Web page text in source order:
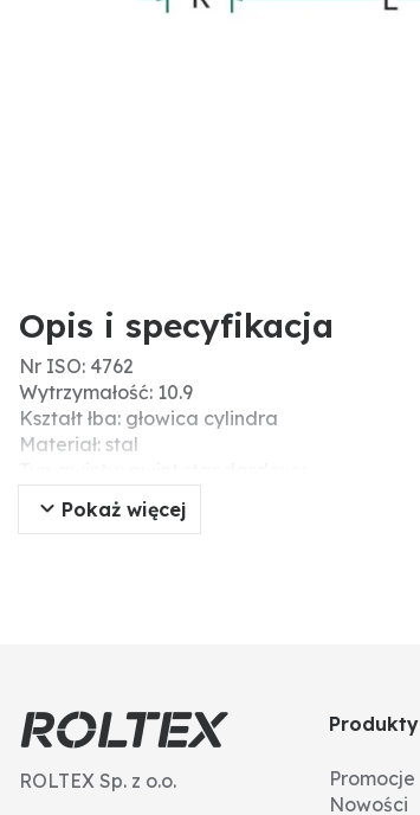
Opis i specyfikacja
Nr ISO: 4762
Wytrzymałość: 10.9
Kształt łba: głowica cylindra
Materiał: stal
Wytrzymałość na zerwanie (N/mm²): 1000
Typ: śruby z łbem walcowym
Skok gwintu: 2
Pokaż więcej
ROLTEX Sp. z o.o.
Produkty
Promocje
Nowości